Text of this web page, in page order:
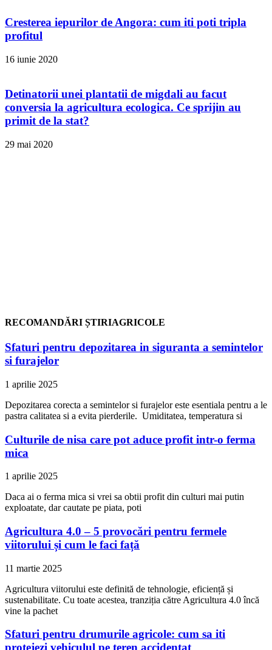
Cresterea iepurilor de Angora: cum iti poti tripla
profitul
16 iunie 2020
Detinatorii unei plantatii de migdali au facut
conversia la agricultura ecologica. Ce sprijin au
primit de la stat?
29 mai 2020
RECOMANDĂRI ȘTIRIAGRICOLE
Sfaturi pentru depozitarea in siguranta a semintelor
si furajelor
1 aprilie 2025
Depozitarea corecta a semintelor si furajelor este esentiala pentru a le
pastra calitatea si a evita pierderile. Umiditatea, temperatura si
Culturile de nisa care pot aduce profit intr-o ferma
mica
1 aprilie 2025
Daca ai o ferma mica si vrei sa obtii profit din culturi mai putin
exploatate, dar cautate pe piata, poti
Agricultura 4.0 – 5 provocări pentru fermele
viitorului și cum le faci față
11 martie 2025
Agricultura viitorului este definită de tehnologie, eficiență și
sustenabilitate. Cu toate acestea, tranziția către Agricultura 4.0 încă
vine la pachet
Sfaturi pentru drumurile agricole: cum sa iti